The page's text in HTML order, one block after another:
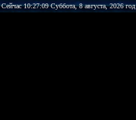
Сейчас 10:27:09 Суббота, 8 августа, 2026 год